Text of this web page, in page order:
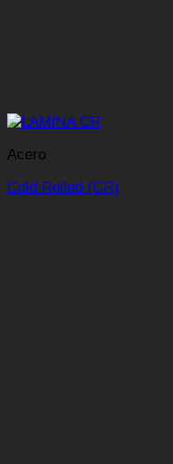
Acero
Cold Rolled (CR)